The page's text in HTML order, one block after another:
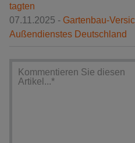
tagten
07.11.2025 - Gartenbau-
Außendienstes Deutschland